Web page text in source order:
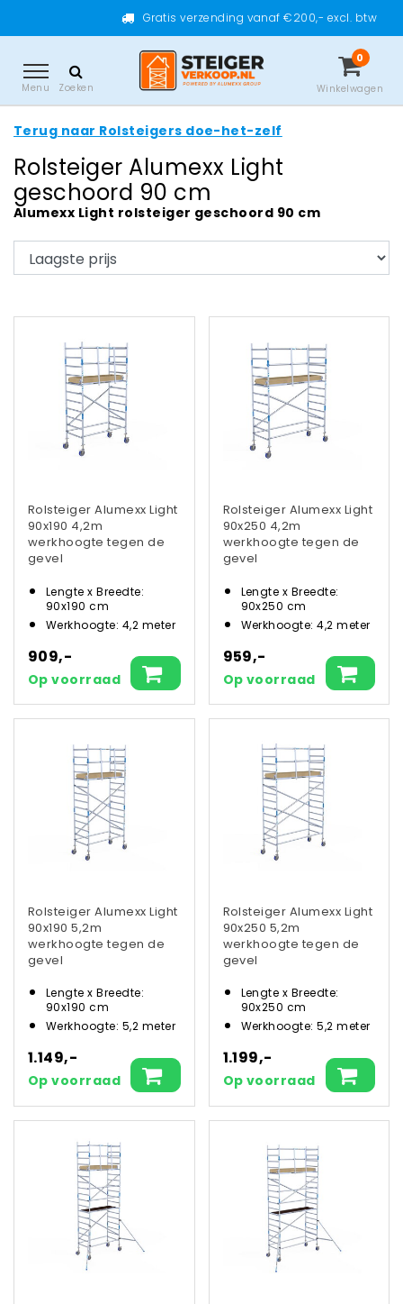
Gratis verzending vanaf €200,- excl. btw
Menu Zoeken
0
Winkelwagen
Terug naar Rolsteigers doe-het-zelf
Rolsteiger Alumexx Light
geschoord 90 cm
Alumexx Light rolsteiger geschoord 90 cm
Rolsteiger Alumexx Light
90x190 4,2m
werkhoogte tegen de
gevel
Lengte x Breedte:
90x190 cm
Werkhoogte: 4,2 meter
909,-
Op voorraad
Rolsteiger Alumexx Light
90x250 4,2m
werkhoogte tegen de
gevel
Lengte x Breedte:
90x250 cm
Werkhoogte: 4,2 meter
959,-
Op voorraad
Rolsteiger Alumexx Light
90x190 5,2m
werkhoogte tegen de
gevel
Lengte x Breedte:
90x190 cm
Werkhoogte: 5,2 meter
1.149,-
Op voorraad
Rolsteiger Alumexx Light
90x250 5,2m
werkhoogte tegen de
gevel
Lengte x Breedte:
90x250 cm
Werkhoogte: 5,2 meter
1.199,-
Op voorraad